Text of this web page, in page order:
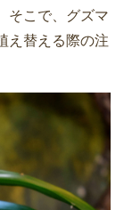
そこで、グズマ
え替える際の注